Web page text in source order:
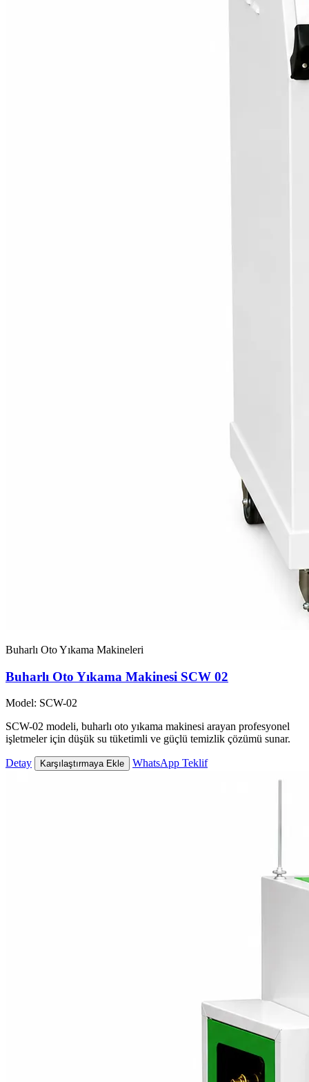
Buharlı Oto Yıkama Makineleri
Buharlı Oto Yıkama Makinesi SCW 02
Model: SCW-02
SCW-02 modeli, buharlı oto yıkama makinesi arayan profesyonel
işletmeler için düşük su tüketimli ve güçlü temizlik çözümü sunar.
Detay Karşılaştırmaya Ekle WhatsApp Teklif